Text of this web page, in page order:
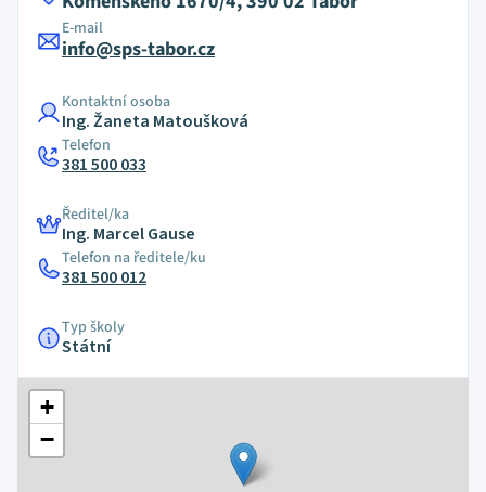
E-mail
info@sps-tabor.cz
Kontaktní osoba
Ing. Žaneta Matoušková
Telefon
381 500 033
Ředitel/ka
Ing. Marcel Gause
Telefon na ředitele/ku
381 500 012
Typ školy
Státní
+
−